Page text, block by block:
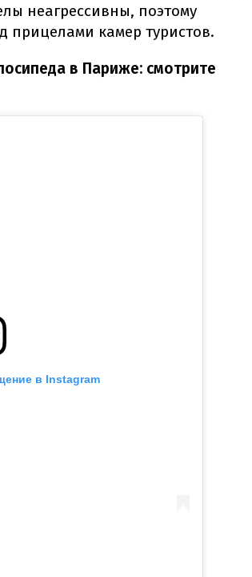
неагрессивны, поэтому
камер туристов.
в Париже: смотрите
в Instagram